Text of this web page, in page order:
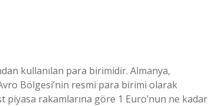
kullanılan para birimidir. Almanya,
Bölgesi’nin resmi para birimi olarak
piyasa rakamlarına göre 1 Euro’nun ne kadar